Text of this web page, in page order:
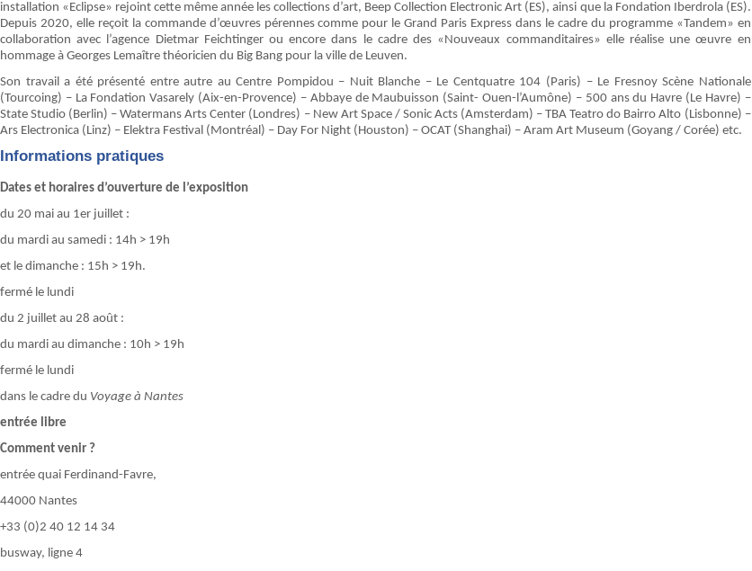
installation «Eclipse» rejoint cette même année les collections d’art, Beep Collection Electronic Art (ES), ainsi que la Fondation Iberdrola (ES).
Depuis 2020, elle reçoit la commande d’œuvres pérennes comme pour le Grand Paris Express dans le cadre du programme «Tandem» en
collaboration avec l’agence Dietmar Feichtinger ou encore dans le cadre des «Nouveaux commanditaires» elle réalise une œuvre en
hommage à Georges Lemaître théoricien du Big Bang pour la ville de Leuven.
Son travail a été présenté entre autre au Centre Pompidou – Nuit Blanche – Le Centquatre 104 (Paris) – Le Fresnoy Scène Nationale
(Tourcoing) – La Fondation Vasarely (Aix-en-Provence) – Abbaye de Maubuisson (Saint- Ouen-l’Aumône) – 500 ans du Havre (Le Havre) –
State Studio (Berlin) – Watermans Arts Center (Londres) – New Art Space / Sonic Acts (Amsterdam) – TBA Teatro do Bairro Alto (Lisbonne) –
Ars Electronica (Linz) – Elektra Festival (Montréal) – Day For Night (Houston) – OCAT (Shanghai) – Aram Art Museum (Goyang / Corée) etc.
Informations pratiques
Dates et horaires d’ouverture de l’exposition
du 20 mai au 1er juillet :
du mardi au samedi : 14h > 19h
et le dimanche : 15h > 19h.
fermé le lundi
du 2 juillet au 28 août :
du mardi au dimanche : 10h > 19h
fermé le lundi
dans le cadre du Voyage à Nantes
entrée libre
Comment venir ?
entrée quai Ferdinand-Favre,
44000 Nantes
+33 (0)2 40 12 14 34
busway, ligne 4